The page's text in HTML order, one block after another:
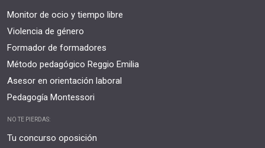
Monitor de ocio y tiempo libre
Violencia de género
Formador de formadores
Método pedagógico Reggio Emilia
Asesor en orientación laboral
Pedagogía Montessori
NO TE PIERDAS:
Tu concurso oposición